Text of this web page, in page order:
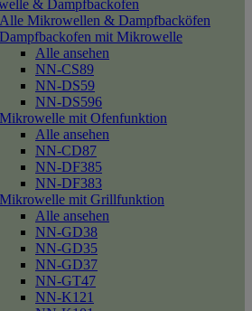
& Dampfbackofen
Alle Mikrowellen & Dampfbacköfen
Dampfbackofen mit Mikrowelle
Alle ansehen
NN-CS89
NN-DS59
NN-DS596
Mikrowelle mit Ofenfunktion
Alle ansehen
NN-CD87
NN-DF385
NN-DF383
Mikrowelle mit Grillfunktion
Alle ansehen
NN-GD38
NN-GD35
NN-GD37
NN-GT47
NN-K121